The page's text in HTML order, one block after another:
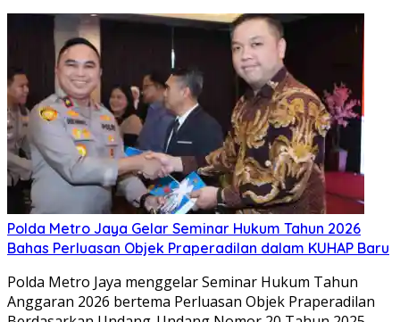
Polda Metro Jaya Gelar Seminar Hukum Tahun 2026
Bahas Perluasan Objek Praperadilan dalam KUHAP Baru
Polda Metro Jaya menggelar Seminar Hukum Tahun
Anggaran 2026 bertema Perluasan Objek Praperadilan